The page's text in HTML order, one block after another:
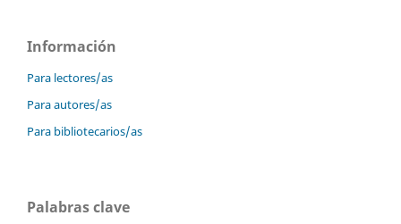
Información
Para lectores/as
Para autores/as
Para bibliotecarios/as
Palabras clave